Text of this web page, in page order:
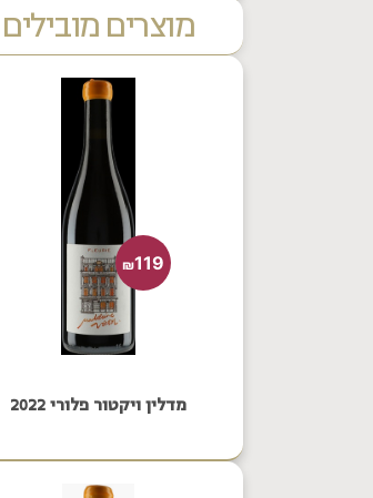
מוצרים מובילים
מדלין ויקטור פלורי 2022
₪119